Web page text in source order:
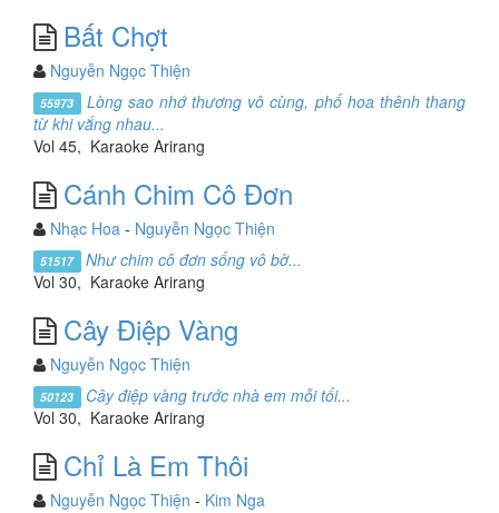
Bất Chợt
Nguyễn Ngọc Thiện
55973 Lòng sao nhớ thương vô cùng, phố hoa thênh thang
từ khi vắng nhau...
Vol 45, Karaoke Arirang
Cánh Chim Cô Đơn
Nhạc Hoa - Nguyễn Ngọc Thiện
51517 Như chim cô đơn sống vô bờ...
Vol 30, Karaoke Arirang
Cây Điệp Vàng
Nguyễn Ngọc Thiện
50123 Cây điệp vàng trước nhà em mỗi tối...
Vol 30, Karaoke Arirang
Chỉ Là Em Thôi
Nguyễn Ngọc Thiện - Kim Nga